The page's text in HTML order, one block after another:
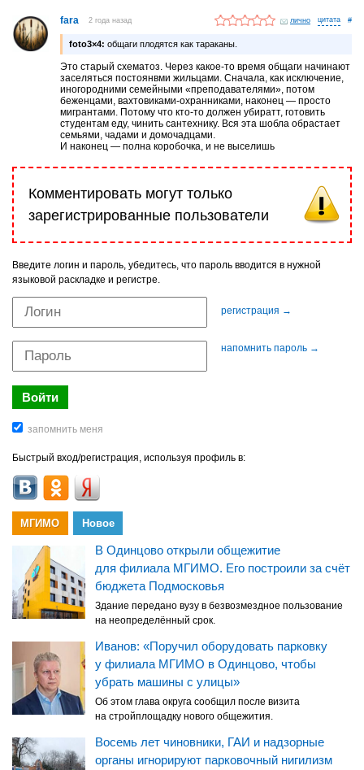
fara 2 года назад лично #
foto3×4: общаги плодятся как тараканы.
Это старый схематоз. Через какое-то время общаги начинают
заселяться постоянвми жильцами. Сначала, как исключение,
иногородними семейными «преподавателями», потом
беженцами, вахтовиками-охранниками, наконец — просто
мигрантами. Потому что кто-то должен убиратт, готовить
студентам еду, чинить сантехнику. Вся эта шобла обрастает
семьями, чадами и домочадцами.
И наконец — полна коробочка, и не выселишь
Комментировать могут только
зарегистрированные пользователи
Введите логин и пароль, убедитесь, что пароль вводится в нужной
языковой раскладке и регистре.
регистрация →
напомнить пароль →
Быстрый вход/регистрация, используя профиль в:
МГИМО Новое
В Одинцово открыли общежитие
для филиала МГИМО. Его построили за счёт
бюджета Подмосковья
Здание передано вузу в безвозмездное пользование
на неопределённый срок.
Иванов: «Поручил оборудовать парковку
у филиала МГИМО в Одинцово, чтобы
убрать машины с улицы»
Об этом глава округа сообщил после визита
на стройплощадку нового общежития.
Восемь лет чиновники, ГАИ и надзорные
органы игнорируют парковочный нигилизм